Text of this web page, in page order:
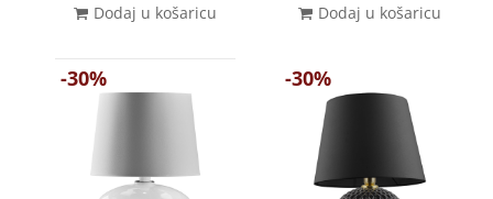
Dodaj u košaricu Dodaj u košaricu
-30% -30%